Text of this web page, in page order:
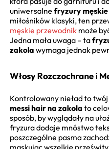
uniwersalne fryzury
miłośników klasyki, ten
męskie przewodnik może
Jedna mała uwaga – ta
zakola wymaga jednak
Włosy Rozczochrane i
Kontrolowany nieład to
messi hair na zakola to
sposób, by wyglądały na
fryzura dodaje mnóstwo
poszczególne pasma